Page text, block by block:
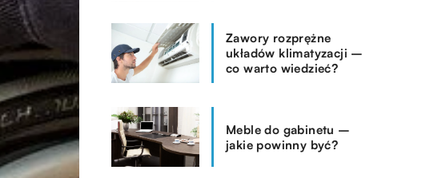
Zawory rozprężne
układów klimatyzacji –
co warto wiedzieć?
Meble do gabinetu –
jakie powinny być?